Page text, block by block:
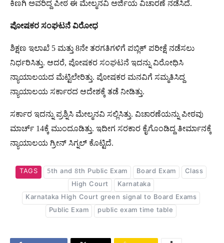
ಕಿಣಗಿ ಅವರಿದ್ದ ಪೀಠ ಈ ಮೇಲ್ಮನವಿ ಅರ್ಜಿಯ ವಿಚಾರಣೆ ನಡೆಸಿದೆ.
ಪೋಷಕರ ಸಂಘಟನೆ ವಿರೋಧ
ಶಿಕ್ಷಣ ಇಲಾಖೆ 5 ಮತ್ತು 8ನೇ ತರಗತಿಗಳಿಗೆ ಪಬ್ಲಿಕ್ ಪರೀಕ್ಷೆ ನಡೆಸಲು
ನಿರ್ಧರಿಸಿತ್ತು. ಆದರೆ, ಪೋಷಕರ ಸಂಘಟನೆ ಇದನ್ನು ವಿರೋಧಿಸಿ
ನ್ಯಾಯಾಲಯದ ಮೆಟ್ಟಿಲೇರಿತ್ತು. ಪೋಷಕರ ಮನವಿಗೆ ಸಮ್ಮತಿಸಿದ್ದ
ನ್ಯಾಯಾಲಯ ಸರ್ಕಾರದ ಆದೇಶಕ್ಕೆ ತಡೆ ನೀಡಿತ್ತು.
ಸರ್ಕಾರ ಇದನ್ನು ಪ್ರಶ್ನಿಸಿ ಮೇಲ್ಮನವಿ ಸಲ್ಲಿಸಿತ್ತು. ವಿಚಾರಣೆಯನ್ನು ಪೀಠವು
ಮಾರ್ಚ್​ 14ಕ್ಕೆ ಮುಂದೂಡಿತ್ತು. ಇದೀಗ ಸರಕಾರ ಕೈಗೊಂಡಿದ್ದ ತೀರ್ಮಾನಕ್ಕೆ
ನ್ಯಾಯಾಲಯ ಗ್ರೀನ್ ಸಿಗ್ನಲ್ ಕೊಟ್ಟಿದೆ.
TAGS 5th and 8th Public Exam Board Exam
Class
High Court
Karnataka
Karnataka High Court green signal to Board Exams
Public Exam
public exam time table